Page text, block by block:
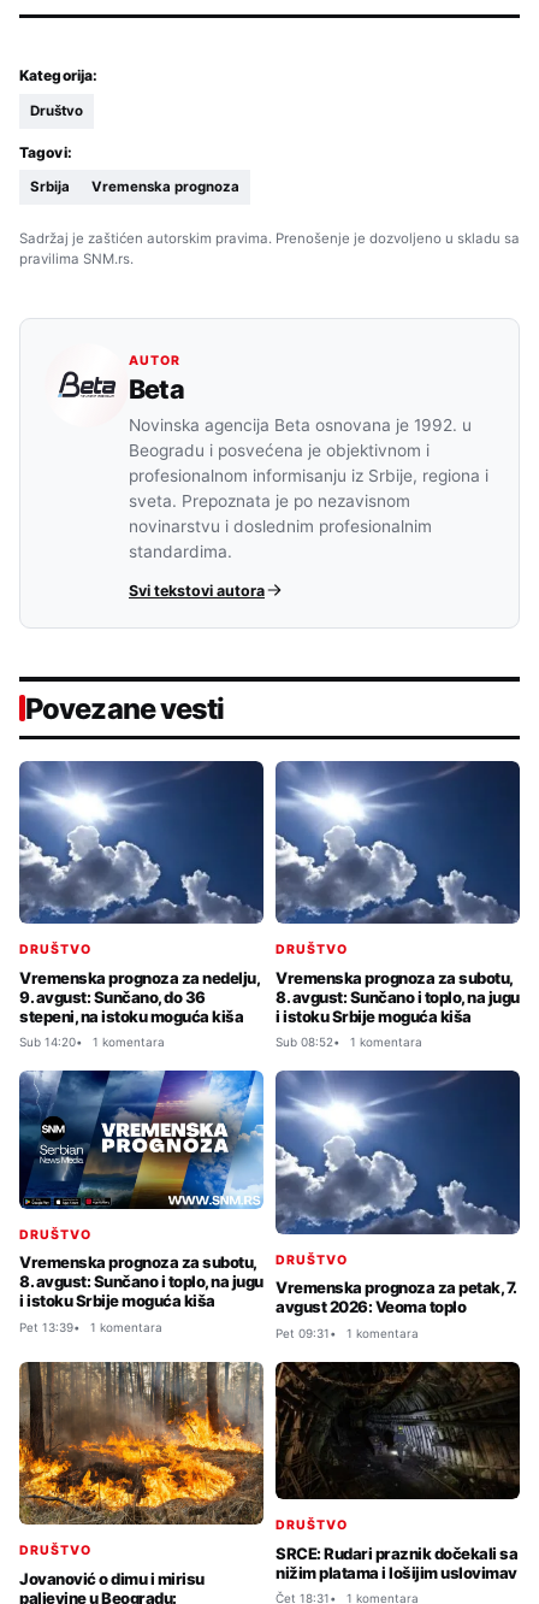
Kategorija:
Društvo
Tagovi:
Srbija Vremenska prognoza
Sadržaj je zaštićen autorskim pravima. Prenošenje je dozvoljeno u skladu sa
pravilima SNM.rs.
AUTOR
Beta
Novinska agencija Beta osnovana je 1992. u
Beogradu i posvećena je objektivnom i
profesionalnom informisanju iz Srbije, regiona i
sveta. Prepoznata je po nezavisnom
novinarstvu i doslednim profesionalnim
standardima.
Svi tekstovi autora
Povezane vesti
DRUŠTVO
Vremenska prognoza za nedelju,
9. avgust: Sunčano, do 36
stepeni, na istoku moguća kiša
Sub 14:20 1 komentara
DRUŠTVO
Vremenska prognoza za subotu,
8. avgust: Sunčano i toplo, na jugu
i istoku Srbije moguća kiša
Sub 08:52 1 komentara
DRUŠTVO
Vremenska prognoza za subotu,
8. avgust: Sunčano i toplo, na jugu
i istoku Srbije moguća kiša
Pet 13:39 1 komentara
DRUŠTVO
Vremenska prognoza za petak, 7.
avgust 2026: Veoma toplo
Pet 09:31 1 komentara
DRUŠTVO
Jovanović o dimu i mirisu
paljevine u Beogradu:
DRUŠTVO
SRCE: Rudari praznik dočekali sa
nižim platama i lošijim uslovimav
Čet 18:31 1 komentara